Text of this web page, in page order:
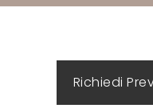
Richiedi